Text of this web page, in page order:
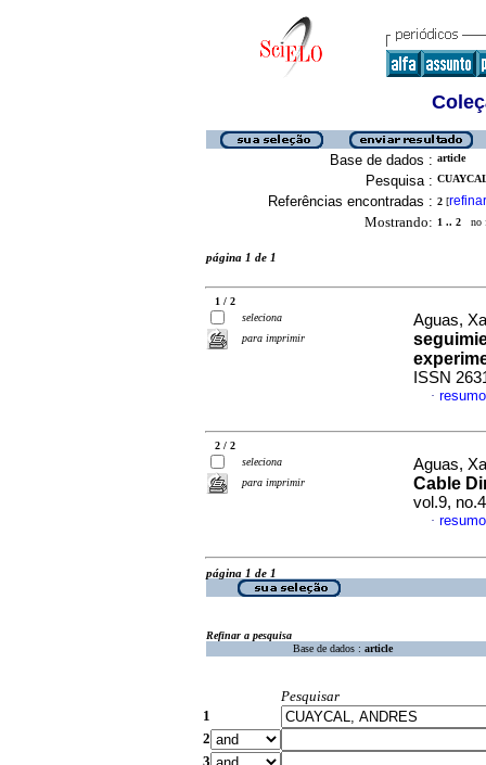
Base de dados : article
Pesquisa :
Referências encontradas : 2 [refinar
Mostrando: 1 .. 2 no
página 1 de 1
1 / 2
seleciona
para imprimir
Aguas,
ISSN
·
2 / 2
seleciona
para imprimir
Aguas,
Cable
vol.9,
·
página 1 de 1
Refinar a pesquisa
Base de dados : article
Pesquisar
1
2
3